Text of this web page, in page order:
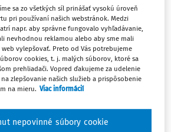
je len pre
VIP.
si prístup zakúpením
predplatného.
tomu získate aj:
sa zo všetkých síl prinášať vysokú úroveň
pri používaní našich webstránok. Medzi
napr. aby správne fungovalo vyhľadávanie,
nevhodnou reklamou alebo aby sme mali
vylepšovať. Preto od Vás potrebujeme
cookies, t. j. malých súborov, ktoré sa
prehliadači. Vopred ďakujeme za udelenie
zlepšovanie našich služieb a prispôsobenie
na mieru. Viac informácií
nepovinné súbory cookie